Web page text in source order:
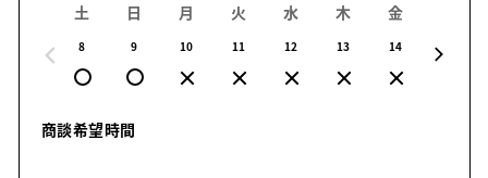
土
8
日
9
月
10
火
11
水
12
木
13
金
14
商談希望時間